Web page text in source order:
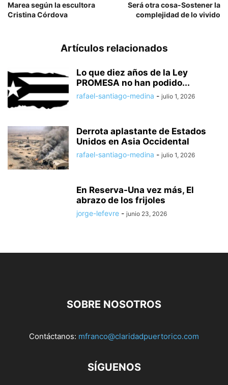
Marea según la escultora
Cristina Córdova
Será otra cosa-Sostener la
complejidad de lo vivido
Artículos relacionados
Lo que diez años de la Ley
PROMESA no han podido...
rafael-santiago-medina - julio 1, 2026
Derrota aplastante de Estados
Unidos en Asia Occidental
rafael-santiago-medina - julio 1, 2026
En Reserva-Una vez más, El
abrazo de los frijoles
jorge-lefevre - junio 23, 2026
SOBRE NOSOTROS
Contáctanos: mfranco@claridadpuertorico.com
SÍGUENOS